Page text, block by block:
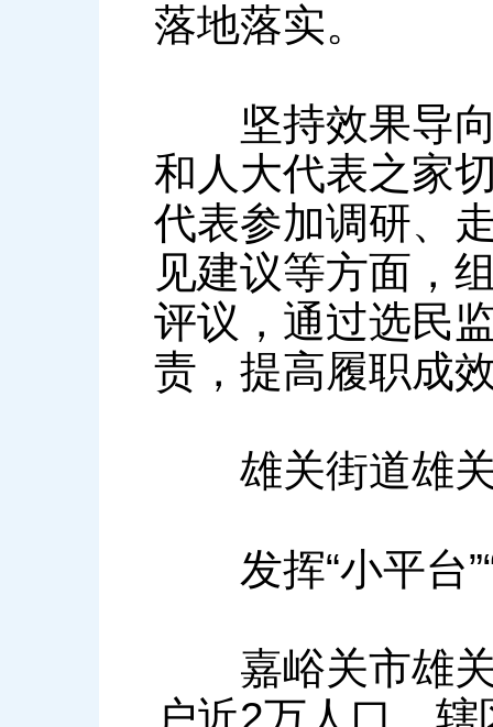
落地落实。
坚持效果导向
和人大代表之家
代表参加调研、
见建议等方面，
评议，通过选民
责，提高履职成
雄关街道雄关
发挥“小平台”“
嘉峪关市雄关